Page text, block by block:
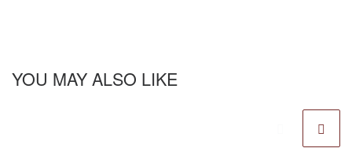
YOU MAY ALSO LIKE